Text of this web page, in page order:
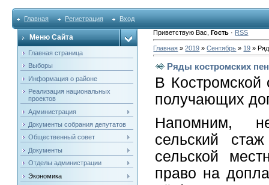
Главная Регистрация Вход
Меню Сайта
Главная страница
Выборы
Информация о районе
Реализация национальных
проектов
Администрация
Документы собрания депутатов
Общественный совет
Документы
Отделы администрации
Экономика
Приветствую Вас ,Гость · RSS
Главная »2019 » Сентябрь » 19 »
Ряды костромских
В Костромской
получающих
Напомним,
сельский
сельской
право на